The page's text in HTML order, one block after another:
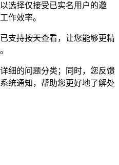
择仅接受已实名用户的邀
作效率。
持按天查看，让您能够更精
的问题分类；同时，您反馈
统通知，帮助您更好地了解处